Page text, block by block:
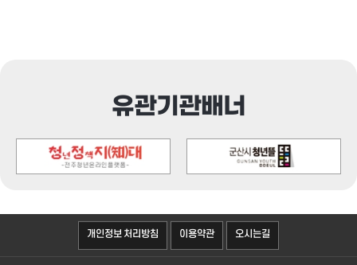
유관기관배너
개인정보 처리방침 이용약관 오시는길